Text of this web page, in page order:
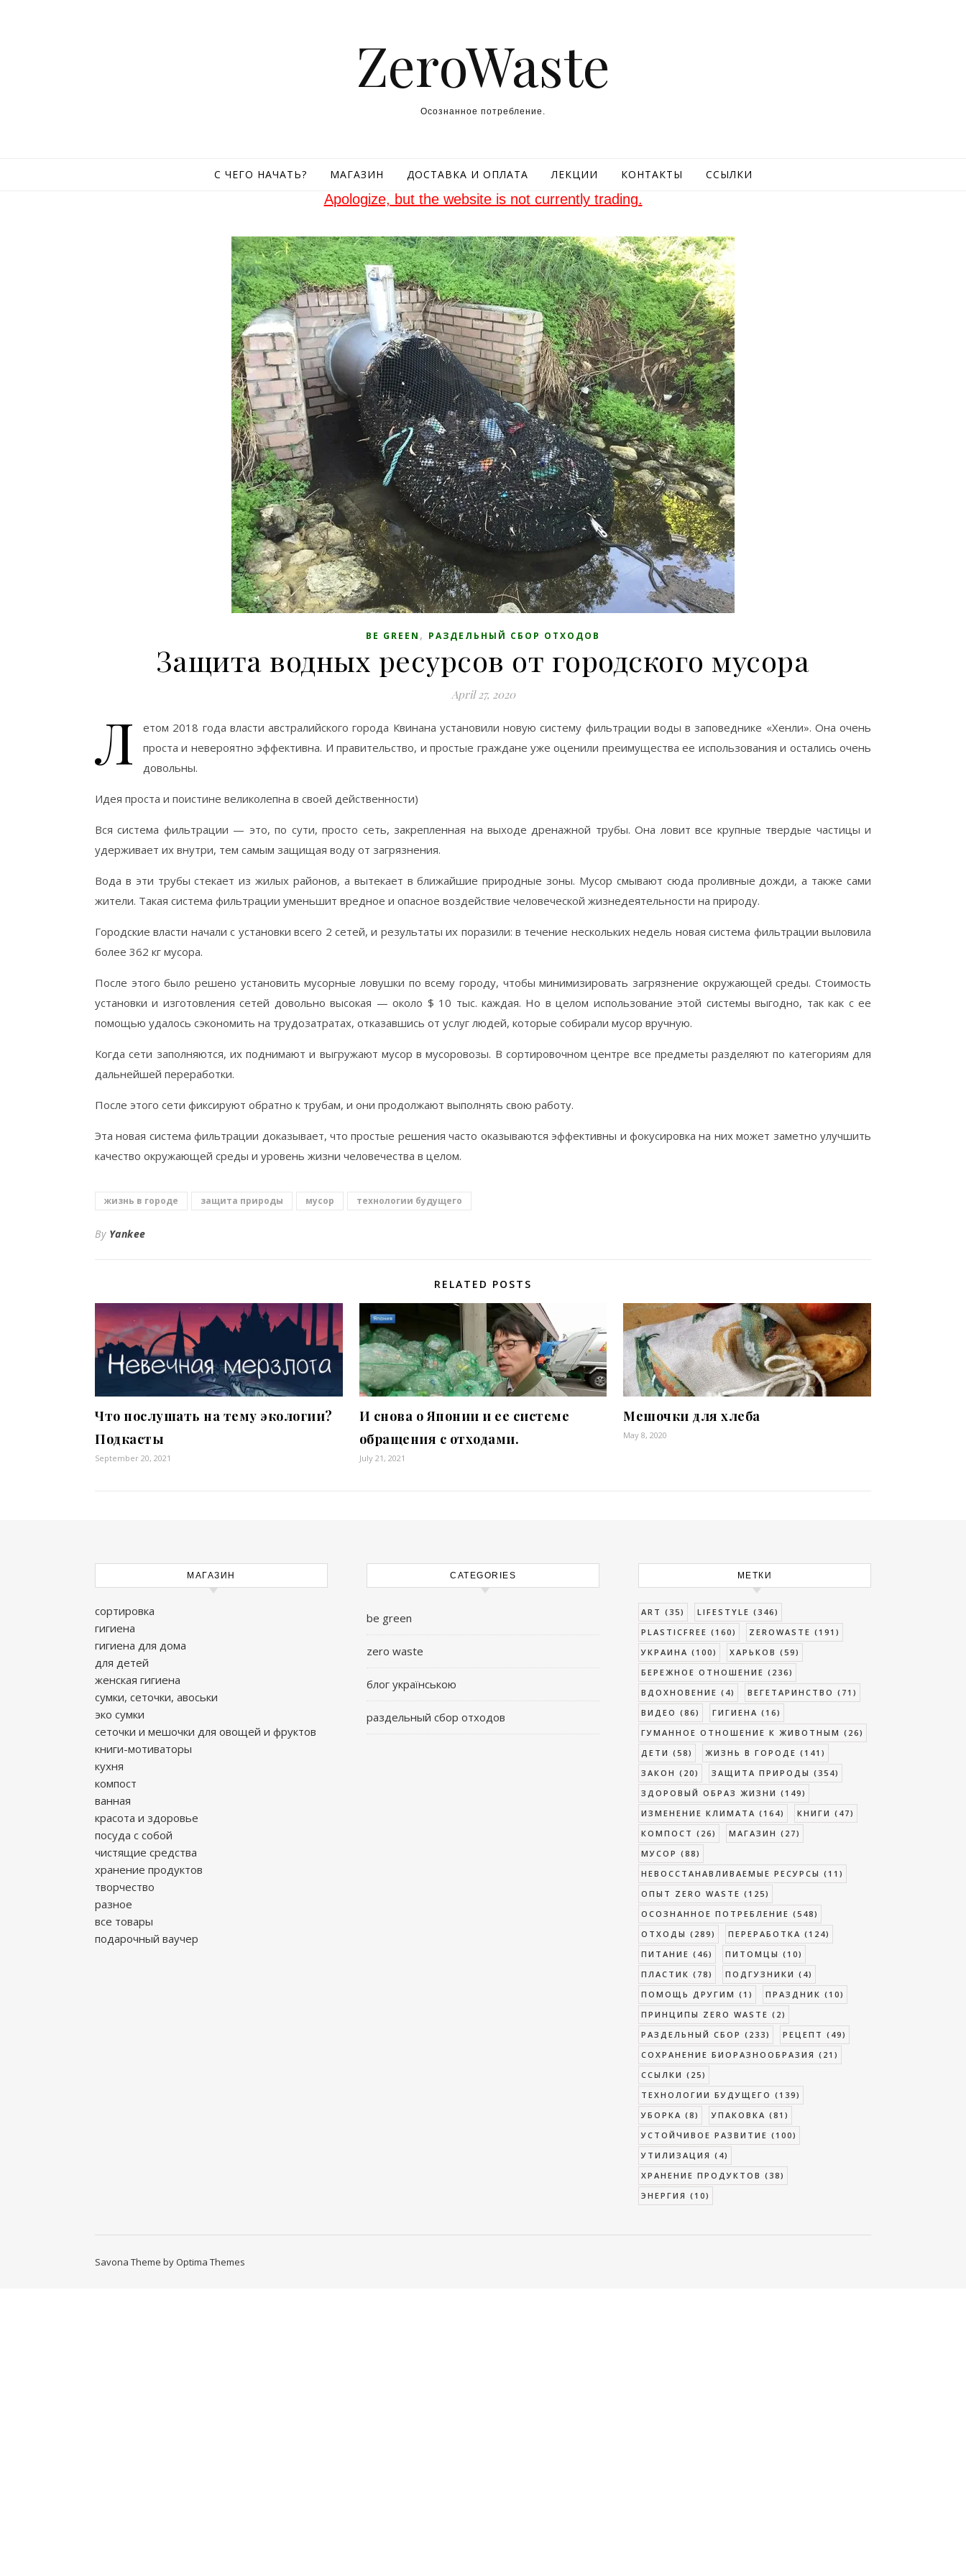
ZeroWaste
Осознанное потребление.
С ЧЕГО НАЧАТЬ? МАГАЗИН ДОСТАВКА И ОПЛАТА ЛЕКЦИИ КОНТАКТЫ ССЫЛКИ
Apologize, but the website is not currently trading.
BE GREEN , РАЗДЕЛЬНЫЙ СБОР ОТХОДОВ
Защита водных ресурсов от городского мусора
April 27, 2020
Л
етом 2018 года власти австралийского города Квинана установили новую систему фильтрации воды в заповеднике «Хенли». Она очень
проста и невероятно эффективна. И правительство, и простые граждане уже оценили преимущества ее использования и остались очень
довольны.
Идея проста и поистине великолепна в своей действенности)
Вся система фильтрации — это, по сути, просто сеть, закрепленная на выходе дренажной трубы. Она ловит все крупные твердые частицы и
удерживает их внутри, тем самым защищая воду от загрязнения.
Вода в эти трубы стекает из жилых районов, а вытекает в ближайшие природные зоны. Мусор смывают сюда проливные дожди, а также сами
жители. Такая система фильтрации уменьшит вредное и опасное воздействие человеческой жизнедеятельности на природу.
Городские власти начали с установки всего 2 сетей, и результаты их поразили: в течение нескольких недель новая система фильтрации выловила
более 362 кг мусора.
После этого было решено установить мусорные ловушки по всему городу, чтобы минимизировать загрязнение окружающей среды. Стоимость
установки и изготовления сетей довольно высокая — около $ 10 тыс. каждая. Но в целом использование этой системы выгодно, так как с ее
помощью удалось сэкономить на трудозатратах, отказавшись от услуг людей, которые собирали мусор вручную.
Когда сети заполняются, их поднимают и выгружают мусор в мусоровозы. В сортировочном центре все предметы разделяют по категориям для
дальнейшей переработки.
После этого сети фиксируют обратно к трубам, и они продолжают выполнять свою работу.
Эта новая система фильтрации доказывает, что простые решения часто оказываются эффективны и фокусировка на них может заметно улучшить
качество окружающей среды и уровень жизни человечества в целом.
жизнь в городе защита природы мусор технологии будущего
By Yankee
RELATED POSTS
Что послушать на тему экологии?
Подкасты
September 20, 2021
И снова о Японии и ее системе
обращения с отходами.
July 21, 2021
Мешочки для хлеба
May 8, 2020
МАГАЗИН
сортировка
гигиена
гигиена для дома
для детей
женская гигиена
сумки, сеточки, авоськи
эко сумки
сеточки и мешочки для овощей и фруктов
книги-мотиваторы
кухня
компост
ванная
красота и здоровье
посуда с собой
чистящие средства
хранение продуктов
творчество
разное
все товары
подарочный ваучер
CATEGORIES
be green
zero waste
блог українською
раздельный сбор отходов
МЕТКИ
ART (35) LIFESTYLE (346)
PLASTICFREE (160) ZEROWASTE (191)
УКРАИНА (100) ХАРЬКОВ (59)
БЕРЕЖНОЕ ОТНОШЕНИЕ (236)
ВДОХНОВЕНИЕ (4) ВЕГЕТАРИНСТВО (71)
ВИДЕО (86) ГИГИЕНА (16)
ГУМАННОЕ ОТНОШЕНИЕ К ЖИВОТНЫМ (26)
ДЕТИ (58) ЖИЗНЬ В ГОРОДЕ (141)
ЗАКОН (20) ЗАЩИТА ПРИРОДЫ (354)
ЗДОРОВЫЙ ОБРАЗ ЖИЗНИ (149)
ИЗМЕНЕНИЕ КЛИМАТА (164) КНИГИ (47)
КОМПОСТ (26) МАГАЗИН (27)
МУСОР (88)
НЕВОССТАНАВЛИВАЕМЫЕ РЕСУРСЫ (11)
ОПЫТ ZERO WASTE (125)
ОСОЗНАННОЕ ПОТРЕБЛЕНИЕ (548)
ОТХОДЫ (289) ПЕРЕРАБОТКА (124)
ПИТАНИЕ (46) ПИТОМЦЫ (10)
ПЛАСТИК (78) ПОДГУЗНИКИ (4)
ПОМОЩЬ ДРУГИМ (1) ПРАЗДНИК (10)
ПРИНЦИПЫ ZERO WASTE (2)
РАЗДЕЛЬНЫЙ СБОР (233) РЕЦЕПТ (49)
СОХРАНЕНИЕ БИОРАЗНООБРАЗИЯ (21)
ССЫЛКИ (25)
ТЕХНОЛОГИИ БУДУЩЕГО (139)
УБОРКА (8) УПАКОВКА (81)
УСТОЙЧИВОЕ РАЗВИТИЕ (100)
УТИЛИЗАЦИЯ (4)
ХРАНЕНИЕ ПРОДУКТОВ (38)
ЭНЕРГИЯ (10)
Savona Theme by Optima Themes